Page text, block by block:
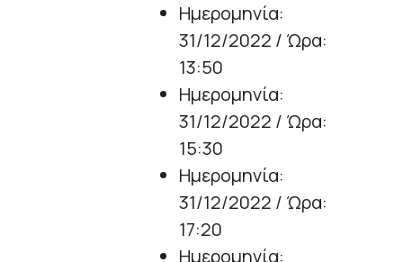
Ημερομηνία:
31/12/2022 / Ώρα:
13:50
Ημερομηνία:
31/12/2022 / Ώρα:
15:30
Ημερομηνία:
31/12/2022 / Ώρα:
17:20
Ημερομηνία: